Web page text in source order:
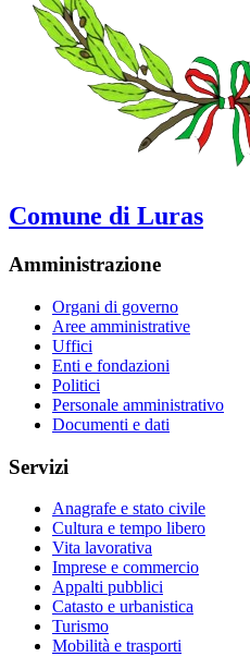
Comune di Luras
Amministrazione
Organi di governo
Aree amministrative
Uffici
Enti e fondazioni
Politici
Personale amministrativo
Documenti e dati
Servizi
Anagrafe e stato civile
Cultura e tempo libero
Vita lavorativa
Imprese e commercio
Appalti pubblici
Catasto e urbanistica
Turismo
Mobilità e trasporti